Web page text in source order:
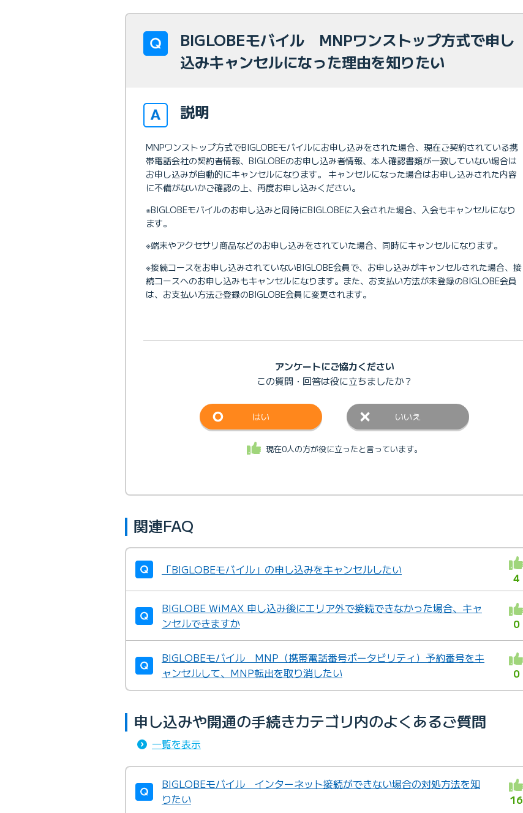
BIGLOBEモバイル MNPワンストップ方式で申し
込みキャンセルになった理由を知りたい
説明
MNPワンストップ方式でBIGLOBEモバイルにお申し込みをされた場合、現在ご契約されている携
帯電話会社の契約者情報、BIGLOBEのお申し込み者情報、本人確認書類が一致していない場合は
お申し込みが自動的にキャンセルになります。 キャンセルになった場合はお申し込みされた内容
に不備がないかご確認の上、再度お申し込みください。
※BIGLOBEモバイルのお申し込みと同時にBIGLOBEに入会された場合、入会もキャンセルになり
ます。
※端末やアクセサリ商品などのお申し込みをされていた場合、同時にキャンセルになります。
※接続コースをお申し込みされていないBIGLOBE会員で、お申し込みがキャンセルされた場合、接
続コースへのお申し込みもキャンセルになります。また、お支払い方法が未登録のBIGLOBE会員
は、お支払い方法ご登録のBIGLOBE会員に変更されます。
アンケートにご協力ください
この質問・回答は役に立ちましたか？
はい いいえ
現在0人の方が役に立ったと言っています。
関連FAQ
「BIGLOBEモバイル」の申し込みをキャンセルしたい
4
BIGLOBE WiMAX 申し込み後にエリア外で接続できなかった場合、キャ
ンセルできますか
0
BIGLOBEモバイル MNP（携帯電話番号ポータビリティ）予約番号をキ
ャンセルして、MNP転出を取り消したい
0
申し込みや開通の手続きカテゴリ内のよくあるご質問
一覧を表示
BIGLOBEモバイル インターネット接続ができない場合の対処方法を知
りたい
16